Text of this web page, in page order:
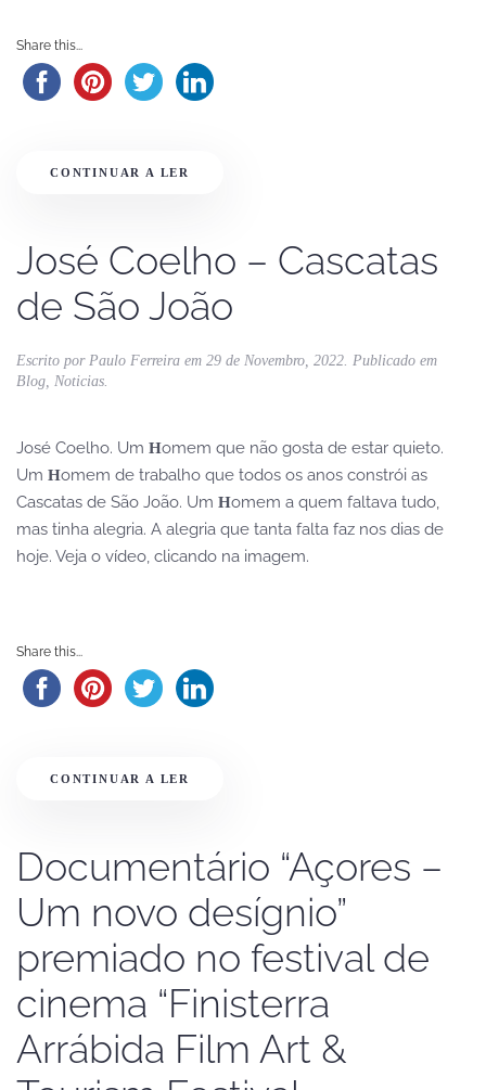
Share this...
CONTINUAR A LER
José Coelho – Cascatas
de São João
Escrito por Paulo Ferreira em 29 de Novembro, 2022. Publicado em
Blog, Noticias.
José Coelho. Um Homem que não gosta de estar quieto.
Um Homem de trabalho que todos os anos constrói as
Cascatas de São João. Um Homem a quem faltava tudo,
mas tinha alegria. A alegria que tanta falta faz nos dias de
hoje. Veja o vídeo, clicando na imagem.
Share this...
CONTINUAR A LER
Documentário “Açores –
Um novo desígnio”
premiado no festival de
cinema “Finisterra
Arrábida Film Art &